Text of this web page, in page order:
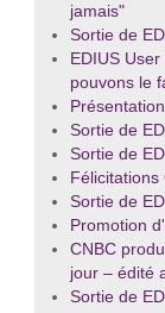
jamais"
Sortie de
EDIUS
pouvons le
Sortie de
Sortie de
Félicitations
Sortie de
Promotion
CNBC
jour – édité
Sortie de